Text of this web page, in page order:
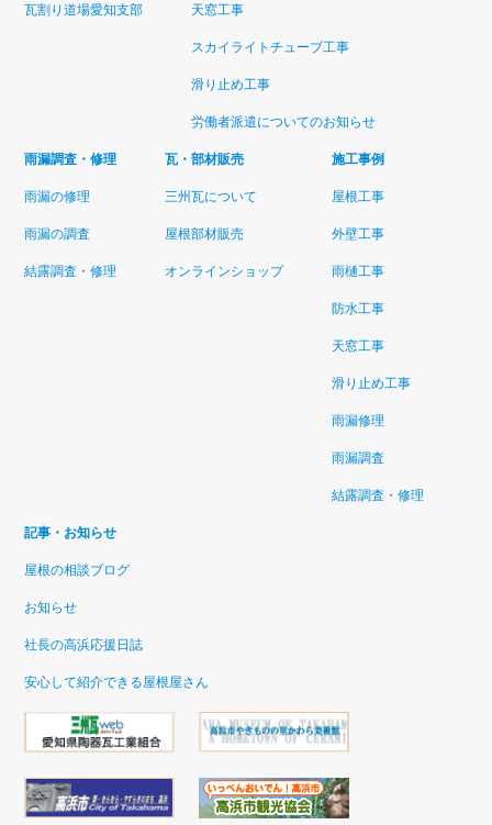
瓦割り道場愛知支部 天窓工事
スカイライトチューブ工事
滑り止め工事
労働者派遣についてのお知らせ
雨漏調査・修理
雨漏の修理
雨漏の調査
結露調査・修理
瓦・部材販売
三州瓦について
屋根部材販売
オンラインショップ
施工事例
屋根工事
外壁工事
雨樋工事
防水工事
天窓工事
滑り止め工事
雨漏修理
雨漏調査
結露調査・修理
記事・お知らせ
屋根の相談ブログ
お知らせ
社長の高浜応援日誌
安心して紹介できる屋根屋さん